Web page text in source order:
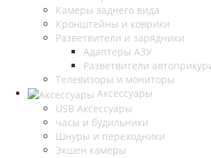
Камеры заднего вида
Кронштейны и коврики
Разветвители и зарядники
Адаптеры АЗУ
Разветвители
Телевизоры и мониторы
Аксессуары
USB Аксессуары
часы и будильники
Шнуры и переходники
Экшен камеры